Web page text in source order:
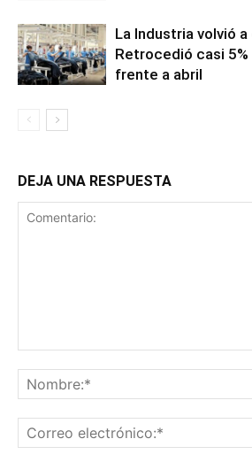
La Industria volvió
Retrocedió casi 5%
frente a abril
DEJA UNA RESPUESTA